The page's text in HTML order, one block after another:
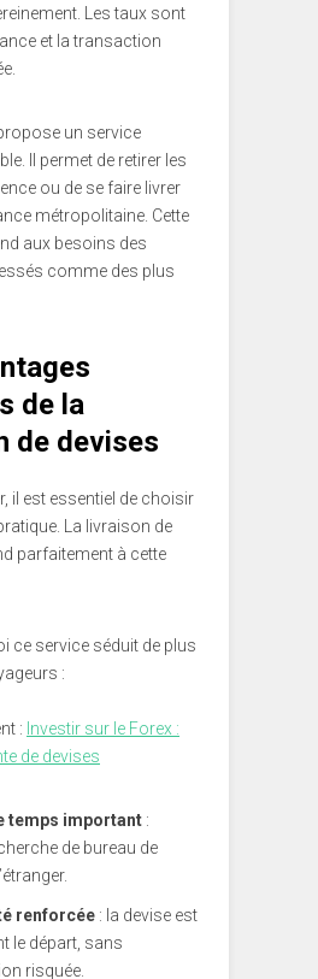
Les taux sont
et la transaction
un service
Il permet de retirer les
ou de se faire livrer
métropolitaine. Cette
aux besoins des
comme des plus
de la
de devises
il est essentiel de choisir
La livraison de
parfaitement à cette
ce service séduit de plus
:
: Investir sur le Forex :
de devises
temps important :
de bureau de
renforcée : la devise est
le départ, sans
risquée.